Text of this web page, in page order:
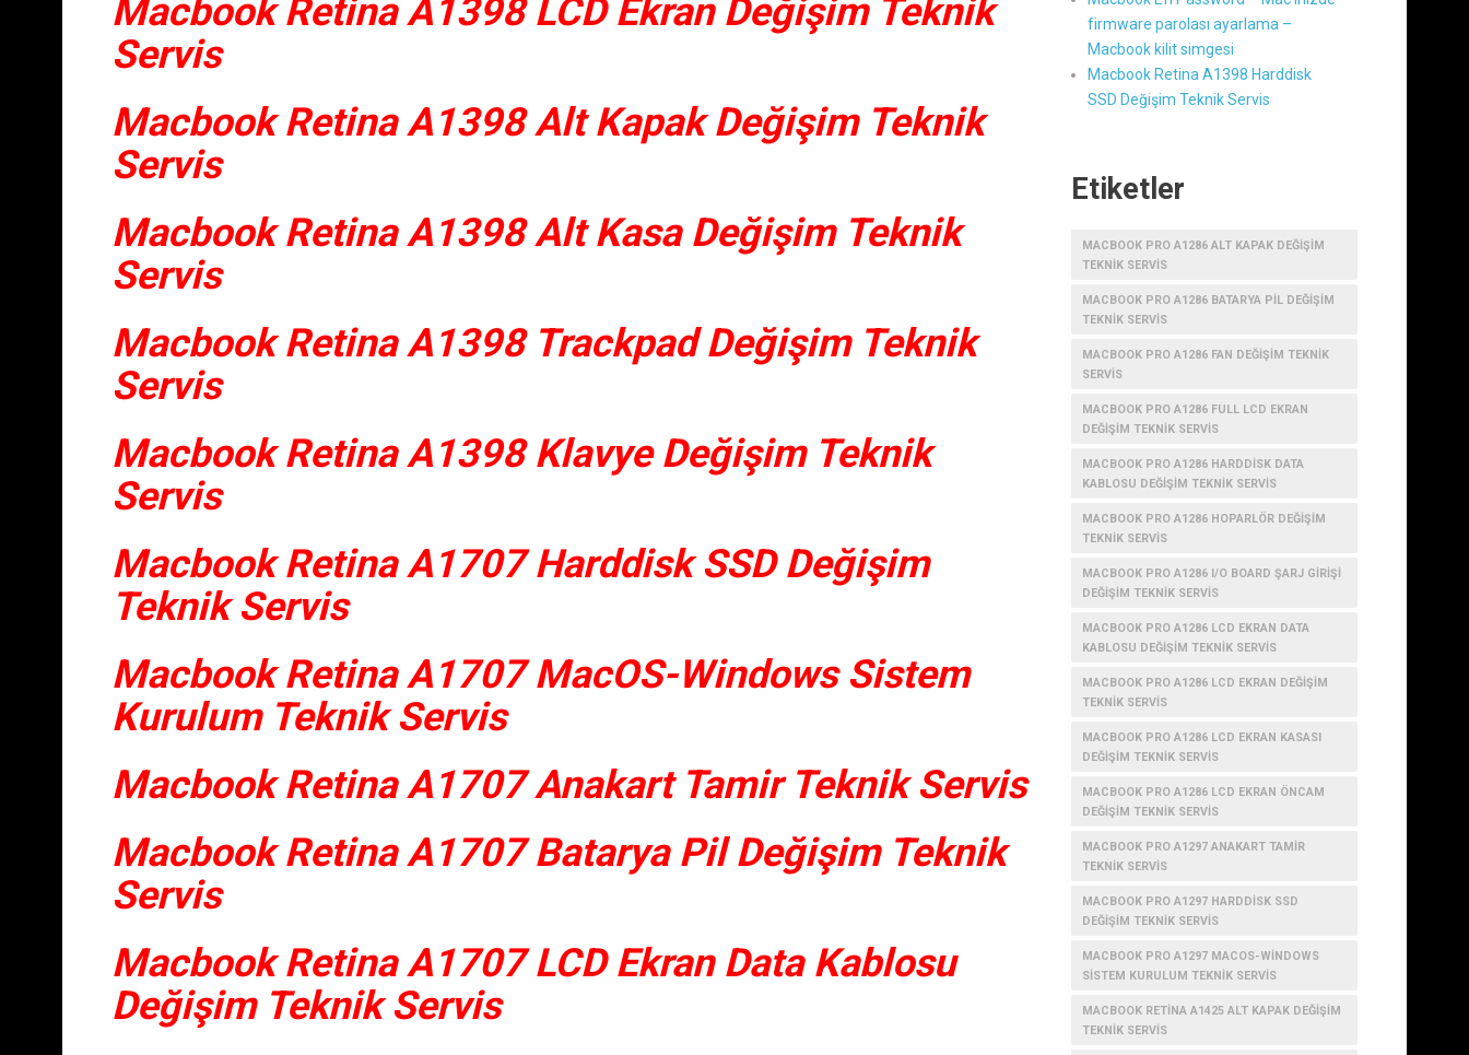
Macbook Retina A1398 LCD Ekran Değişim Teknik
Servis
Macbook Retina A1398 Alt Kapak Değişim Teknik
Servis
Macbook Retina A1398 Alt Kasa Değişim Teknik
Servis
Macbook Retina A1398 Trackpad Değişim Teknik
Servis
Macbook Retina A1398 Klavye Değişim Teknik
Servis
Macbook Retina A1707 Harddisk SSD Değişim
Teknik Servis
Macbook Retina A1707 MacOS-Windows Sistem
Kurulum Teknik Servis
Macbook Retina A1707 Anakart Tamir Teknik Servis
Macbook Retina A1707 Batarya Pil Değişim Teknik
Servis
Macbook Retina A1707 LCD Ekran Data Kablosu
Değişim Teknik Servis
firmware parolası ayarlama –
Macbook kilit simgesi
Macbook Retina A1398 Harddisk
SSD Değişim Teknik Servis
Etiketler
MACBOOK PRO A1286 ALT KAPAK DEĞIŞIM
TEKNIK SERVIS
MACBOOK PRO A1286 BATARYA PIL DEĞIŞIM
TEKNIK SERVIS
MACBOOK PRO A1286 FAN DEĞIŞIM TEKNIK
SERVIS
MACBOOK PRO A1286 FULL LCD EKRAN
DEĞIŞIM TEKNIK SERVIS
MACBOOK PRO A1286 HARDDISK DATA
KABLOSU DEĞIŞIM TEKNIK SERVIS
MACBOOK PRO A1286 HOPARLÖR DEĞIŞIM
TEKNIK SERVIS
MACBOOK PRO A1286 I/O BOARD ŞARJ GIRIŞI
DEĞIŞIM TEKNIK SERVIS
MACBOOK PRO A1286 LCD EKRAN DATA
KABLOSU DEĞIŞIM TEKNIK SERVIS
MACBOOK PRO A1286 LCD EKRAN DEĞIŞIM
TEKNIK SERVIS
MACBOOK PRO A1286 LCD EKRAN KASASI
DEĞIŞIM TEKNIK SERVIS
MACBOOK PRO A1286 LCD EKRAN ÖNCAM
DEĞIŞIM TEKNIK SERVIS
MACBOOK PRO A1297 ANAKART TAMIR
TEKNIK SERVIS
MACBOOK PRO A1297 HARDDISK SSD
DEĞIŞIM TEKNIK SERVIS
MACBOOK PRO A1297 MACOS-WINDOWS
SISTEM KURULUM TEKNIK SERVIS
MACBOOK RETINA A1425 ALT KAPAK DEĞIŞIM
TEKNIK SERVIS